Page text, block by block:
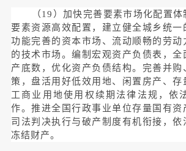
（19）加快完善要素市场化配置
要素资源高效配置，建立健全城乡统一
功能完善的资本市场、流动顺畅的劳动
的技术市场。编制宏观资产负债表，全
产底数，优化资产负债结构。完善并购
策，盘活用好低效用地、闲置房产、存
工商业用地使用权续期法律法规，依
作。推进全国行政事业单位存量国有资
司法判决执行与破产制度有机衔接，依
冻结财产。